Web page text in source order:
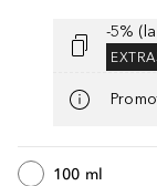
-5%
100 ml